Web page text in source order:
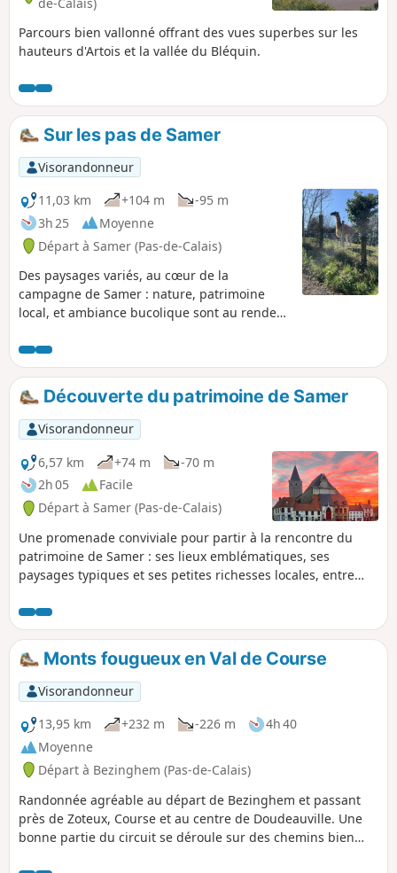
Parcours bien vallonné offrant des vues superbes sur les
hauteurs d'Artois et la vallée du Bléquin.
Sur les pas de Samer
Visorandonneur
11,03 km
+104 m
-95 m
3h 25
Moyenne
Départ à Samer (Pas-de-Calais)
Des paysages variés, au cœur de la
campagne de Samer : nature, patrimoine
local, et ambiance bucolique sont au rendez-
Découverte du patrimoine de Samer
Visorandonneur
6,57 km
+74 m
-70 m
2h 05
Facile
Départ à Samer (Pas-de-Calais)
Une promenade conviviale pour partir à la rencontre du
patrimoine de Samer : ses lieux emblématiques, ses
paysages typiques et ses petites richesses locales, entre
personnes avec poussettes et/ou animaux.
Monts fougueux en Val de Course
Visorandonneur
13,95 km
+232 m -226 m
4h 40
Moyenne
Départ à Bezinghem (Pas-de-Calais)
Randonnée agréable au départ de Bezinghem et passant
près de Zoteux, Course et au centre de Doudeauville. Une
bonne partie du circuit se déroule sur des chemins bien